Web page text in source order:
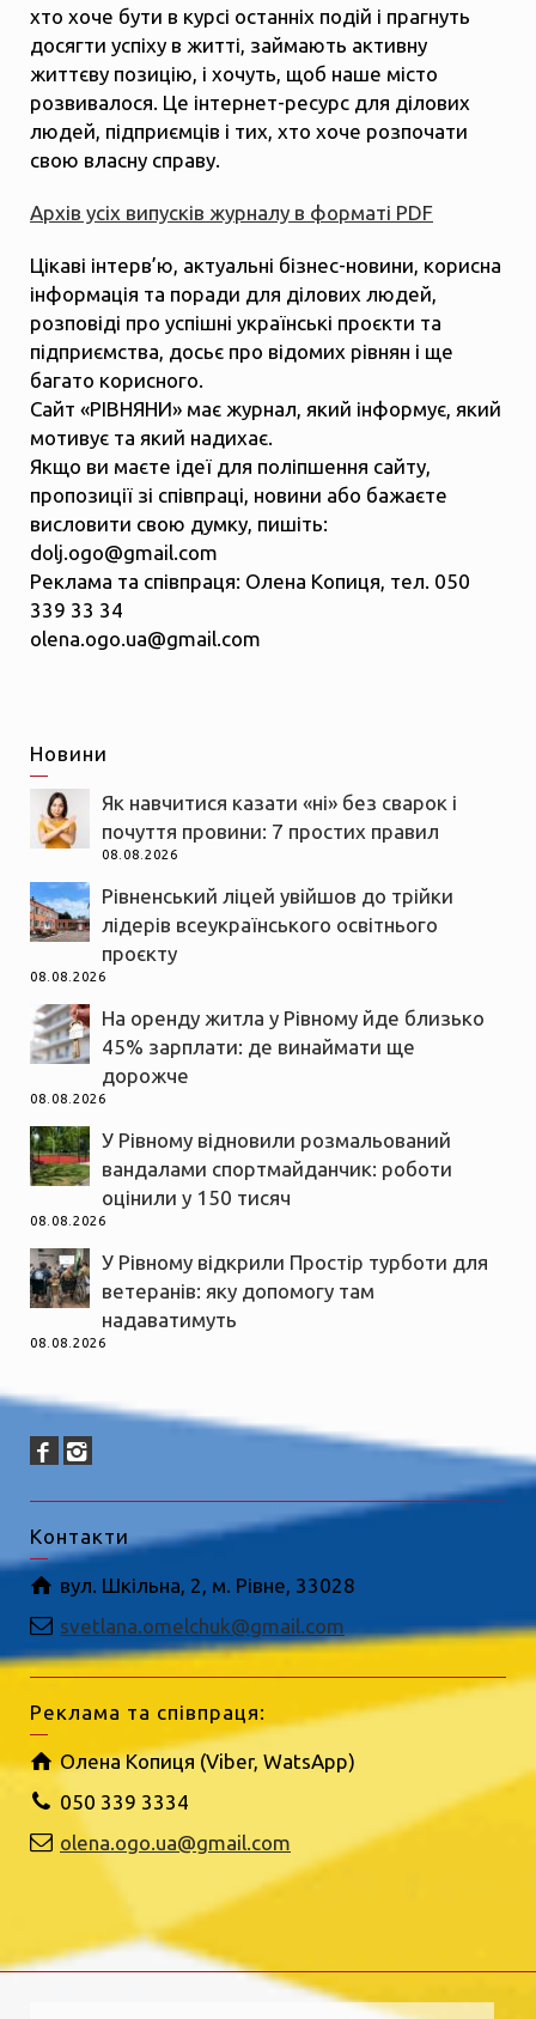
хто хоче бути в курсі останніх подій і прагнуть
досягти успіху в житті, займають активну
життєву позицію, і хочуть, щоб наше місто
розвивалося. Це інтернет-ресурс для ділових
людей, підприємців і тих, хто хоче розпочати
свою власну справу.
Архів усіх випусків журналу в форматі PDF
Цікаві інтерв’ю, актуальні бізнес-новини, корисна
інформація та поради для ділових людей,
розповіді про успішні українські проєкти та
підприємства, досьє про відомих рівнян і ще
багато корисного.
Сайт «РІВНЯНИ» має журнал, який інформує, який
мотивує та який надихає.
Якщо ви маєте ідеї для поліпшення сайту,
пропозиції зі співпраці, новини або бажаєте
висловити свою думку, пишіть:
dolj.ogo@gmail.com
Реклама та співпраця: Олена Копиця, тел. 050
339 33 34
olena.ogo.ua@gmail.com
Новини
Як навчитися казати «ні» без сварок і
почуття провини: 7 простих правил
08.08.2026
Рівненський ліцей увійшов до трійки
лідерів всеукраїнського освітнього
проєкту
08.08.2026
На оренду житла у Рівному йде близько
45% зарплати: де винаймати ще
дорожче
08.08.2026
У Рівному відновили розмальований
вандалами спортмайданчик: роботи
оцінили у 150 тисяч
08.08.2026
У Рівному відкрили Простір турботи для
ветеранів: яку допомогу там
надаватимуть
08.08.2026
Контакти
вул. Шкільна, 2, м. Рівне, 33028
svetlana.omelchuk@gmail.com
Реклама та співпраця:
Олена Копиця (Viber, WatsApp)
050 339 3334
olena.ogo.ua@gmail.com